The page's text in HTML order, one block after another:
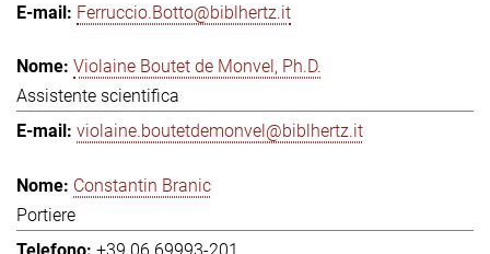
Ferruccio.Botto@biblhertz.it
Violaine Boutet de Monvel, Ph.D.
Assistente scientifica
violaine.boutetdemonvel@biblhertz.it
Constantin Branic
Portiere
+39 06 69993-201